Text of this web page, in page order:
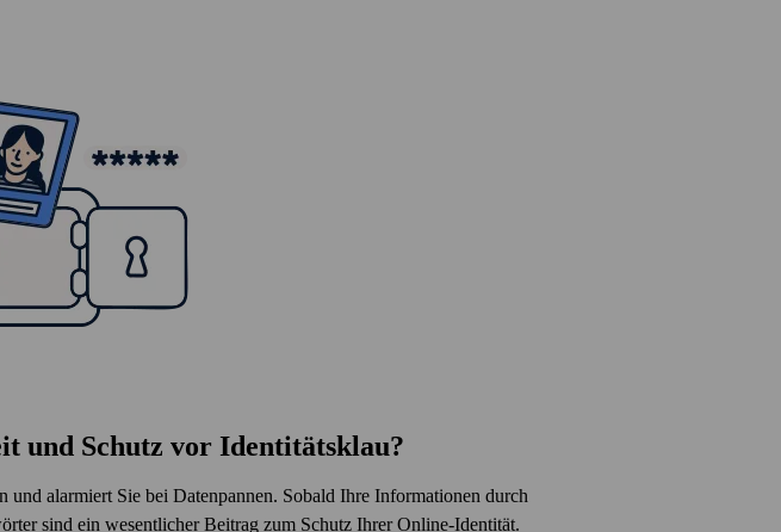
und Schutz vor Identitäts­klau?
alarmiert Sie bei Daten­pannen. Sobald Ihre Informationen durch
sind ein wesentlicher Beitrag zum Schutz Ihrer Online-Identität.